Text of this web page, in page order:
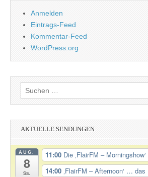
Anmelden
Eintrags-Feed
Kommentar-Feed
WordPress.org
Suchen
nach:
AKTUELLE SENDUNGEN
AUG.
8
Sa.
11:00 Die ‚FlairFM –
14:00 ‚FlairFM – Afternoon‘ …